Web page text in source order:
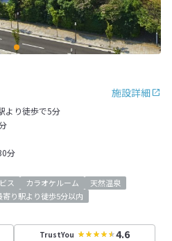
施設詳細
より徒歩で5分
分
ス カラオケルーム
天然温泉
寄り駅より徒歩5分以内
TrustYou 4.6